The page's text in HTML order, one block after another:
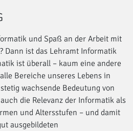
und Spaß an der Arbeit mit
Dann ist das Lehramt Informatik
ist überall – kaum eine andere
Bereiche unseres Lebens in
wachsende Bedeutung von
die Relevanz der Informatik als
und Altersstufen – und damit
ausgebildeten